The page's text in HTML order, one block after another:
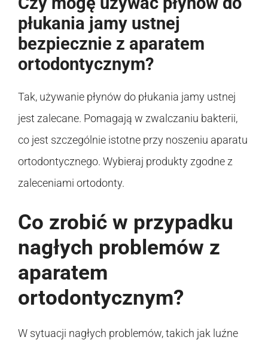
płukania jamy ustnej
bezpiecznie z aparatem
ortodontycznym?
Tak, używanie płynów do płukania jamy ustnej
jest zalecane. Pomagają w zwalczaniu bakterii,
co jest szczególnie istotne przy noszeniu aparatu
ortodontycznego. Wybieraj produkty zgodne z
zaleceniami ortodonty.
Co zrobić w przypadku
nagłych problemów z
aparatem
ortodontycznym?
W sytuacji nagłych problemów, takich jak luźne